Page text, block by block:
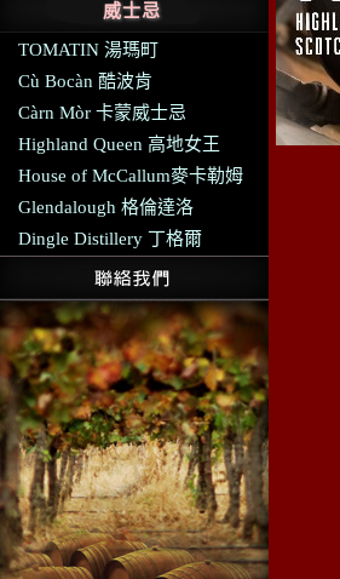
威士忌
TOMATIN 湯瑪町
Cù Bocàn 酷波肯
Càrn Mòr 卡蒙威士忌
Highland Queen 高地女王
House of McCallum麥卡勒姆
Glendalough 格倫達洛
Dingle Distillery 丁格爾